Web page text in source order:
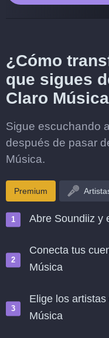
¿Cómo
que sigues
Claro
Sigue escuchando
después de pasar
Música.
Premium
Abre Soundiiz y
Conecta tus
Música
Elige los
Música